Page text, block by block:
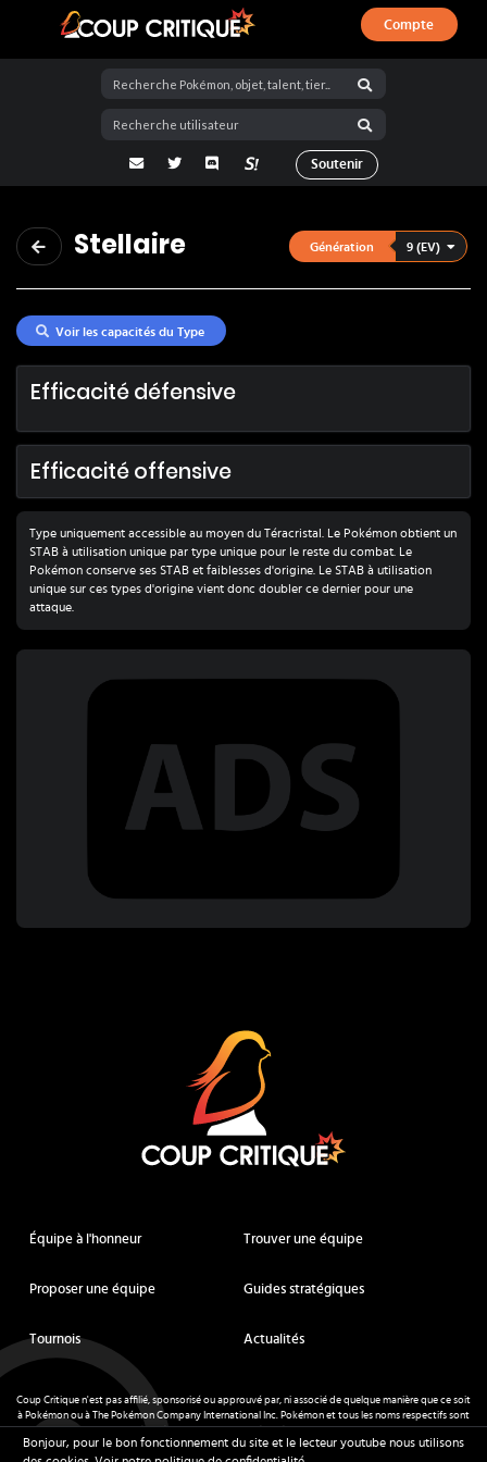
Coup Critique
Compte
adresse email
Twitter Discord La Salty Room sur Pokémon
Soutenir
Stellaire Génération 9 (EV)
Voir les capacités du Type
Efficacité défensive
Efficacité offensive
Type uniquement accessible au moyen du Téracristal. Le Pokémon obtient un
STAB à utilisation unique par type unique pour le reste du combat. Le
Pokémon conserve ses STAB et faiblesses d'origine. Le STAB à utilisation
unique sur ces types d'origine vient donc doubler ce dernier pour une
attaque.
Équipe à l'honneur Trouver une équipe
Proposer une équipe Guides stratégiques
Tournois Actualités
Coup Critique n'est pas affilié, sponsorisé ou approuvé par, ni associé de quelque manière que ce soit
à Pokémon ou à The Pokémon Company International Inc. Pokémon et tous les noms respectifs sont
des marques déposées et des marques déposées. © de Nintendo 1996-2026.
Mentions légales - CGU- Tous droits réservés - Coup Critique
Bonjour, pour le bon fonctionnement du site et le lecteur youtube nous utilisons